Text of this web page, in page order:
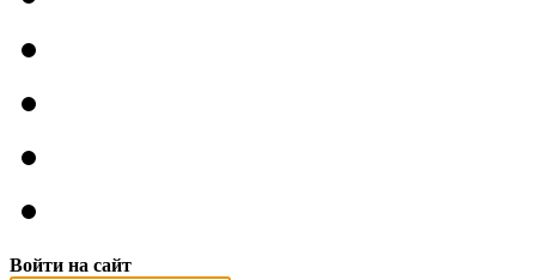
Войти на сайт